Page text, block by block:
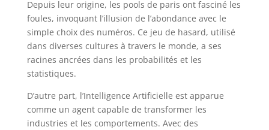
Depuis leur origine, les pools de paris ont fasciné les
foules, invoquant l’illusion de l’abondance avec le
simple choix des numéros. Ce jeu de hasard, utilisé
dans diverses cultures à travers le monde, a ses
racines ancrées dans les probabilités et les
statistiques.
D’autre part, l’Intelligence Artificielle est apparue
comme un agent capable de transformer les
industries et les comportements. Avec des